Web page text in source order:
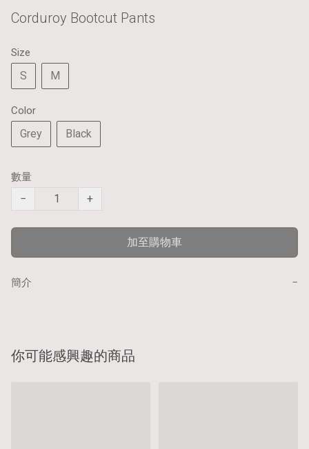
Corduroy Bootcut Pants
Size
S M
Color
Grey Black
數量
− +
加至購物車
簡介 −
你可能感興趣的商品